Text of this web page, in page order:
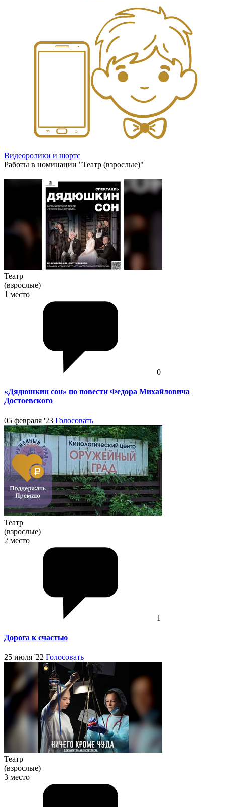
Видеоролики и шортс
Работы в номинации "Театр (взрослые)"
Театр
(взрослые)
1 место
0
«Дядюшкин сон» по повести Федора Михайловича
Достоевского
05 февраля '23 Голосовать
Театр
(взрослые)
2 место
1
Дорога к счастью
25 июля '22 Голосовать
Театр
(взрослые)
3 место